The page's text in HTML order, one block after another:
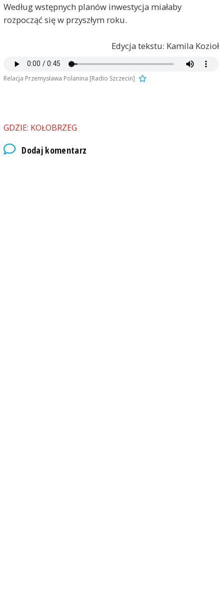
Według wstępnych planów inwestycja miałaby
rozpocząć się w przyszłym roku.
Edycja tekstu: Kamila Kozioł
Relacja Przemysława Polanina [Radio Szczecin]
GDZIE: KOŁOBRZEG
Dodaj komentarz